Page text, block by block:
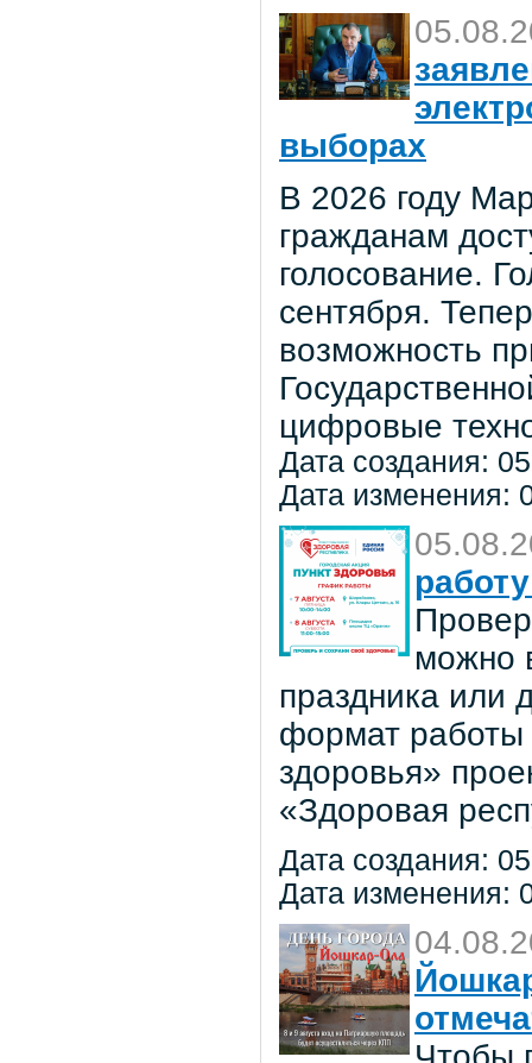
выборах
В 2026 году
гражданам
голосование.
сентября.
возможность
цифровые
Дата создания:
Дата изменения:
можно
праздника или
формат работы
здоровья»
«Здоровая
Дата создания:
Дата изменения: